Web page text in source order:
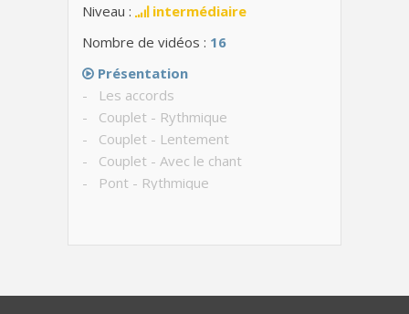
Niveau :
intermédiaire
Nombre de vidéos : 16
Présentation
- Les accords
- Couplet - Rythmique
- Couplet - Lentement
- Couplet - Avec le chant
- Pont - Rythmique
- Refrain - Rythmique
- Refrain - Descente de sixte